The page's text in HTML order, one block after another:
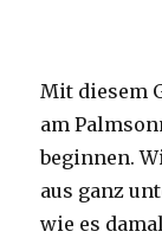
Mit diesem
am
beginnen.
aus ganz
wie es